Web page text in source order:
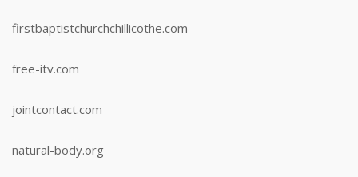
firstbaptistchurchchillicothe.com
free-itv.com
jointcontact.com
natural-body.org